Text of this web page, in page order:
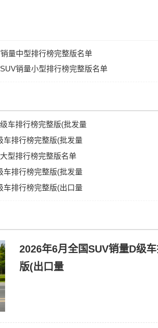
量中型排行榜完整版名单
销量小型排行榜完整版名单
车排行榜完整版(批发量
车排行榜完整版(批发量
型排行榜完整版名单
车排行榜完整版(批发量
车排行榜完整版(出口量
2026年6月全国SUV销量D级
版(出口量